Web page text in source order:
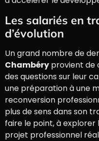
Les salariés en
d’évolution
Un grand nombre de
Chambéry provient de
des questions sur leur
une préparation à une
reconversion
plus de sens dans son
faire le point, à
projet professionnel